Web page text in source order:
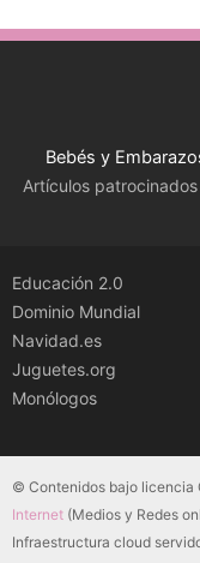
Bebés y
Artículos patrocinados
Educación 2.0
Dominio Mundial
Navidad.es
Juguetes.org
Monólogos
© Contenidos bajo licencia
Internet (Medios y Redes
Infraestructura cloud